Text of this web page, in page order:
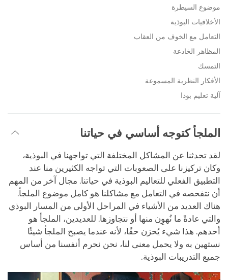
موضوع السيطرة
الأخلاقيات البوذية
التعامل مع الخوف من العقاب
المظاهر الخادعة
التمسك
الأفكار النظرية المسموعة
آلية تعليم بوذا
الملجأ كتوجه أساسي في حياتنا
لقد تحدثنا عن المشاكل المختلفة التي تواجهنا في البوذية،
وكان تركيزنا على الصعوبات التي تواجه الكثيرين منا عند
التطبيق الفعلي للتعاليم البوذية في حياتنا. مجال آخر من المهم
أن نتفحصه في التعامل مع مشاكلنا هو كامل موضوع الملجأ.
هناك العديد من الأشياء في المراحل الأولى من المسار البوذي
والتي عادةً ما نُهوِن منها أو نتجاوزها. للعديدين، الملجأ هو
أحدهم. هذا شيء يُحزن حقًا، لأنه عندما يصبح الملجأ شيئًا
نستهين به ولا يحمل معنى لنا، نحن نحرم أنفسنا من أساس
جميع التدريبات البوذية.